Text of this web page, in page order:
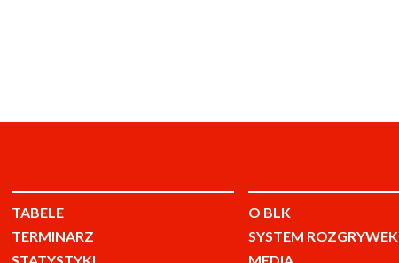
TABELE
TERMINARZ
O BLK
SYSTEM ROZGRYWEK